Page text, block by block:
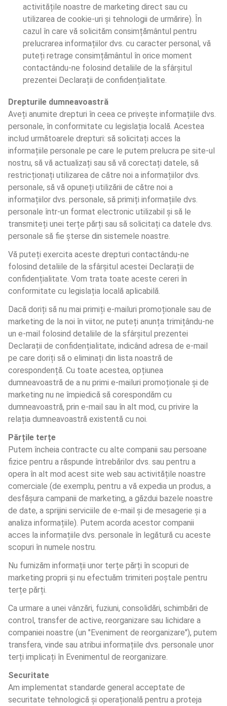
activitățile noastre de marketing direct sau cu
utilizarea de cookie-uri și tehnologii de urmărire). În
cazul în care vă solicităm consimțământul pentru
prelucrarea informațiilor dvs. cu caracter personal, vă
puteți retrage consimțământul în orice moment
contactându-ne folosind detaliile de la sfârșitul
prezentei Declarații de confidențialitate.
Drepturile dumneavoastră
Aveți anumite drepturi în ceea ce privește informațiile dvs.
personale, în conformitate cu legislația locală. Acestea
includ următoarele drepturi: să solicitați acces la
informațiile personale pe care le putem prelucra pe site-ul
nostru, să vă actualizați sau să vă corectați datele, să
restricționați utilizarea de către noi a informațiilor dvs.
personale, să vă opuneți utilizării de către noi a
informațiilor dvs. personale, să primiți informațiile dvs.
personale într-un format electronic utilizabil și să le
transmiteți unei terțe părți sau să solicitați ca datele dvs.
personale să fie șterse din sistemele noastre.
Vă puteți exercita aceste drepturi contactându-ne
folosind detaliile de la sfârșitul acestei Declarații de
confidențialitate. Vom trata toate aceste cereri în
conformitate cu legislația locală aplicabilă.
Dacă doriți să nu mai primiți e-mailuri promoționale sau de
marketing de la noi în viitor, ne puteți anunța trimițându-ne
un e-mail folosind detaliile de la sfârșitul prezentei
Declarații de confidențialitate, indicând adresa de e-mail
pe care doriți să o eliminați din lista noastră de
corespondență. Cu toate acestea, opțiunea
dumneavoastră de a nu primi e-mailuri promoționale și de
marketing nu ne împiedică să corespondăm cu
dumneavoastră, prin e-mail sau în alt mod, cu privire la
relația dumneavoastră existentă cu noi.
Părțile terțe
Putem încheia contracte cu alte companii sau persoane
fizice pentru a răspunde întrebărilor dvs. sau pentru a
opera în alt mod acest site web sau activitățile noastre
comerciale (de exemplu, pentru a vă expedia un produs, a
desfășura campanii de marketing, a găzdui bazele noastre
de date, a sprijini serviciile de e-mail și de mesagerie și a
analiza informațiile). Putem acorda acestor companii
acces la informațiile dvs. personale în legătură cu aceste
scopuri în numele nostru.
Nu furnizăm informații unor terțe părți în scopuri de
marketing proprii și nu efectuăm trimiteri poștale pentru
terțe părți.
Ca urmare a unei vânzări, fuziuni, consolidări, schimbări de
control, transfer de active, reorganizare sau lichidare a
companiei noastre (un "Eveniment de reorganizare"), putem
transfera, vinde sau atribui informațiile dvs. personale unor
terți implicați în Evenimentul de reorganizare.
Securitate
Am implementat standarde general acceptate de
securitate tehnologică și operațională pentru a proteja